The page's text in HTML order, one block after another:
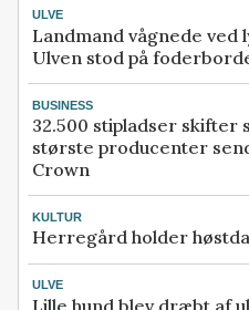
ULVE
Landmand vågnede ved
Ulven stod på
BUSINESS
32.500 stipladser skifter
største producenter
Crown
KULTUR
Herregård holder
ULVE
Lille hund blev dræbt af